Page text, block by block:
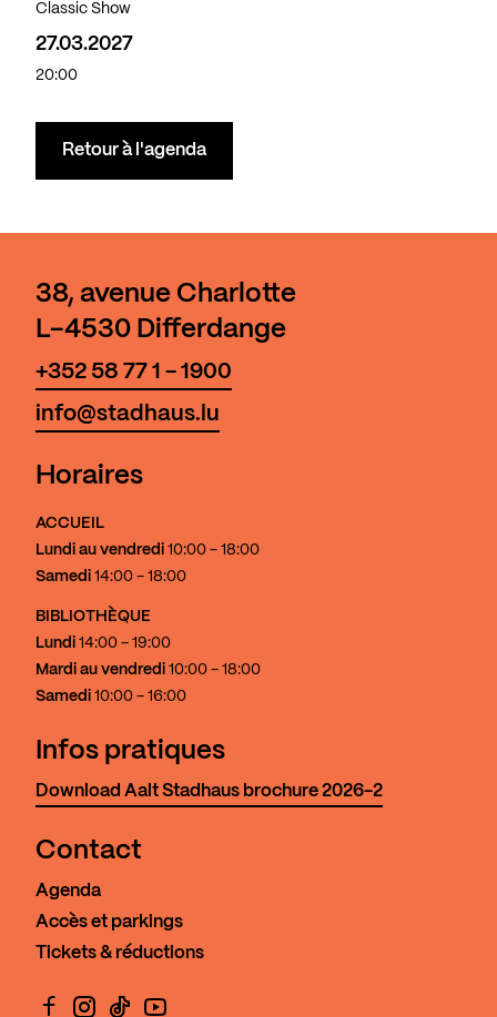
Classic Show
27.03.2027
20:00
Retour à l'agenda
38, avenue Charlotte
L-4530 Differdange
+352 58 77 1 - 1900
info@stadhaus.lu
Horaires
ACCUEIL
Lundi au vendredi 10:00 - 18:00
Samedi 14:00 - 18:00
BIBLIOTHÈQUE
Lundi 14:00 - 19:00
Mardi au vendredi 10:00 - 18:00
Samedi 10:00 - 16:00
Infos pratiques
Download Aalt Stadhaus brochure 2026-2
Contact
Agenda
Accès et parkings
Tickets & réductions